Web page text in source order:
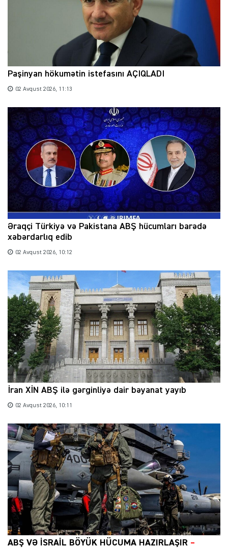
Paşinyan hökumətin istefasını AÇIQLADI
02 Avqust 2026, 11:13
Əraqçi Türkiyə və Pakistana ABŞ hücumları barədə
xəbərdarlıq edib
02 Avqust 2026, 10:12
İran XİN ABŞ ilə gərginliyə dair bəyanat yayıb
02 Avqust 2026, 10:11
ABŞ VƏ İSRAİL BÖYÜK HÜCUMA HAZIRLAŞIR –